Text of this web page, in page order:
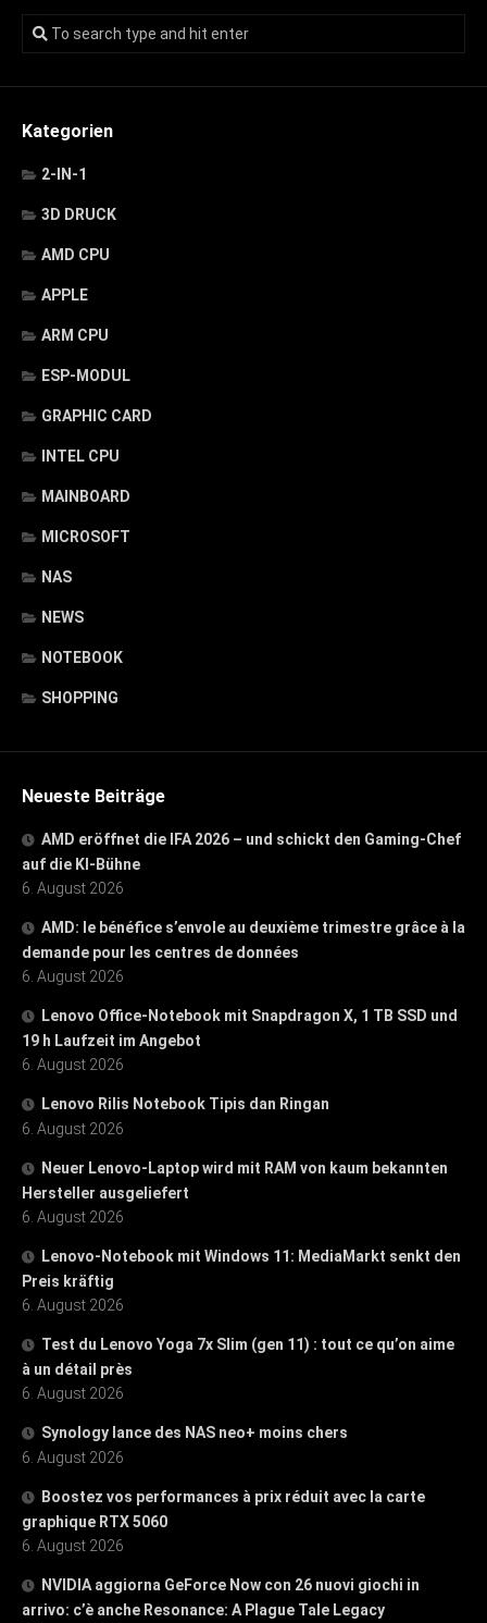
Kategorien
2-IN-1
3D DRUCK
AMD CPU
APPLE
ARM CPU
ESP-MODUL
GRAPHIC CARD
INTEL CPU
MAINBOARD
MICROSOFT
NAS
NEWS
NOTEBOOK
SHOPPING
Neueste Beiträge
AMD eröffnet die IFA 2026 – und schickt den Gaming-Chef
auf die KI-Bühne
6. August 2026
AMD: le bénéfice s’envole au deuxième trimestre grâce à la
demande pour les centres de données
6. August 2026
Lenovo Office-Notebook mit Snapdragon X, 1 TB SSD und
19 h Laufzeit im Angebot
6. August 2026
Lenovo Rilis Notebook Tipis dan Ringan
6. August 2026
Neuer Lenovo-Laptop wird mit RAM von kaum bekannten
Hersteller ausgeliefert
6. August 2026
Lenovo-Notebook mit Windows 11: MediaMarkt senkt den
Preis kräftig
6. August 2026
Test du Lenovo Yoga 7x Slim (gen 11) : tout ce qu’on aime
à un détail près
6. August 2026
Synology lance des NAS neo+ moins chers
6. August 2026
Boostez vos performances à prix réduit avec la carte
graphique RTX 5060
6. August 2026
NVIDIA aggiorna GeForce Now con 26 nuovi giochi in
arrivo: c’è anche Resonance: A Plague Tale Legacy